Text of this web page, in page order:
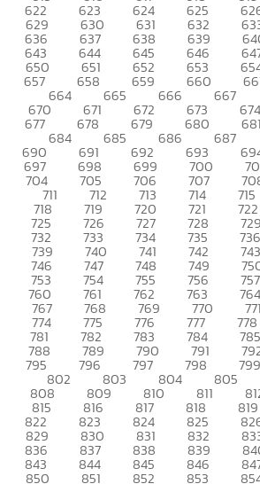
622 623 624 625
629 630 631 632
636 637 638 639
643 644 645 646
650 651 652 653
657 658 659 660
664 665 666 667
670 671 672 673 674
677 678 679 680 681
684 685 686 687
690 691 692 693
697 698 699 700
704 705 706 707
711 712 713 714 715
718 719 720 721 722
725 726 727 728 729
732 733 734 735 736
739 740 741 742 743
746 747 748 749
753 754 755 756 757
760 761 762 763 764
767 768 769 770 771
774 775 776 777 778
781 782 783 784 785
788 789 790 791
795 796 797 798 799
802 803 804 805
808 809 810 811
815 816 817 818 819
822 823 824 825
829 830 831 832
836 837 838 839
843 844 845 846
850 851 852 853